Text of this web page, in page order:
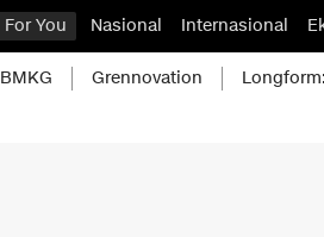
For You Nasional Internasional
BMKG Grennovation